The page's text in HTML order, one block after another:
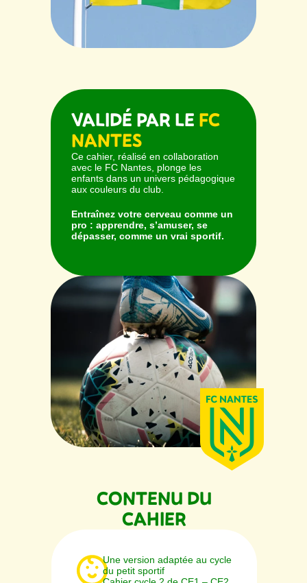
VALIDÉ PAR LE FC
NANTES
Ce cahier, réalisé en collaboration
avec le FC Nantes, plonge les
enfants dans un univers pédagogique
aux couleurs du club.
Entraînez votre cerveau comme un
pro : apprendre, s’amuser, se
dépasser, comme un vrai sportif.
CONTENU DU
CAHIER
Une version adaptée au cycle
du petit sportif